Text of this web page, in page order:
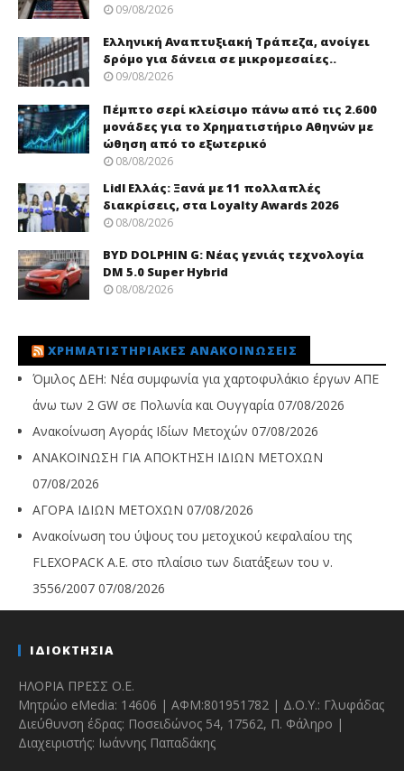
09/08/2026
Ελληνική Αναπτυξιακή Τράπεζα, ανοίγει
δρόμο για δάνεια σε μικρομεσαίες..
09/08/2026
Πέμπτο σερί κλείσιμο πάνω από τις 2.600
μονάδες για το Χρηματιστήριο Αθηνών με
ώθηση από το εξωτερικό
08/08/2026
Lidl Ελλάς: Ξανά με 11 πολλαπλές
διακρίσεις, στα Loyalty Awards 2026
08/08/2026
BYD DOLPHIN G: Νέας γενιάς τεχνολογία
DM 5.0 Super Hybrid
08/08/2026
ΧΡΗΜΑΤΙΣΤΗΡΙΑΚΈΣ ΑΝΑΚΟΙΝΏΣΕΙΣ
Όμιλος ΔΕΗ: Νέα συμφωνία για χαρτοφυλάκιο έργων ΑΠΕ
άνω των 2 GW σε Πολωνία και Ουγγαρία 07/08/2026
Ανακοίνωση Αγοράς Ιδίων Μετοχών 07/08/2026
ΑΝΑΚΟΙΝΩΣΗ ΓΙΑ ΑΠΟΚΤΗΣΗ ΙΔΙΩΝ ΜΕΤΟΧΩΝ
07/08/2026
ΑΓΟΡΑ ΙΔΙΩΝ ΜΕΤΟΧΩΝ 07/08/2026
Ανακοίνωση του ύψους του μετοχικού κεφαλαίου της
FLEXOPACK A.E. στο πλαίσιο των διατάξεων του ν.
3556/2007 07/08/2026
ΙΔΙΟΚΤΗΣΙΑ
ΗΛΟΡΙΑ ΠΡΕΣΣ Ο.Ε.
Μητρώο eMedia: 14606 | ΑΦΜ:801951782 | Δ.Ο.Υ.: Γλυφάδας
Διεύθυνση έδρας: Ποσειδώνος 54, 17562, Π. Φάληρο |
Διαχειριστής: Ιωάννης Παπαδάκης